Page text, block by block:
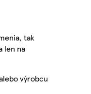
tak
len na
výrobcu